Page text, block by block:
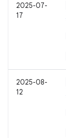
2025-07-
17
2025-08-
12